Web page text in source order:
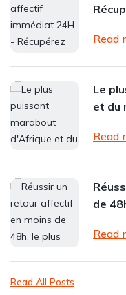
Read
Le
et du
Read
de
Read
Read All Posts